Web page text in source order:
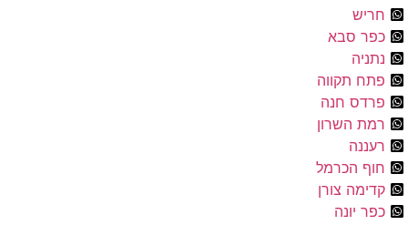
חריש
כפר סבא
נתניה
פתח תקווה
פרדס חנה
רמת השרון
רעננה
חוף הכרמל
קדימה צורן
כפר יונה